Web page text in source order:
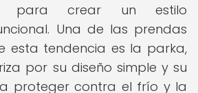
para crear un estilo
Una de las prendas
esta tendencia es la parka,
por su diseño simple y su
proteger contra el frío y la